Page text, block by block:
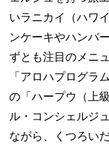
いラニカイ（ハワ
ンケーキやハンバ
ずとも注目のメニ
「アロハプログラ
の「ハープウ（上
ル・コンシェルジ
ながら、くつろい